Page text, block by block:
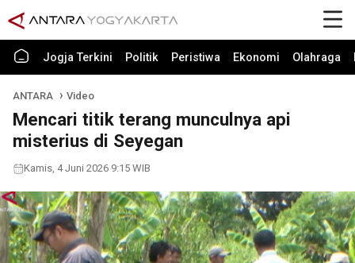
Jogja Terkini Politik Peristiwa Ekonomi Olahraga
ANTARA Video
Mencari titik terang munculnya api
misterius di Seyegan
Kamis, 4 Juni 2026 9:15 WIB